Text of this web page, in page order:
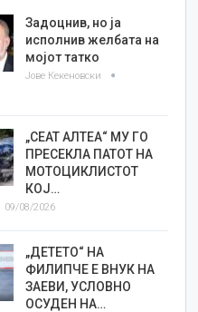
Задоцнив, но ја
исполнив желбата на
мојот татко
Јове Кекеновски
„СЕАТ АЛТЕА“ МУ ГО
ПРЕСЕКЛА ПАТОТ НА
МОТОЦИКЛИСТОТ
КОЈ…
09/08/2026
„ДЕТЕТО“ НА
ФИЛИПЧЕ Е ВНУК НА
ЗАЕВИ, УСЛОВНО
ОСУДЕН НА…